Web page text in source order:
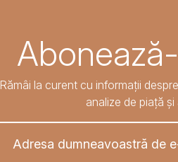
Rămâi la curent cu informații
analize de piață